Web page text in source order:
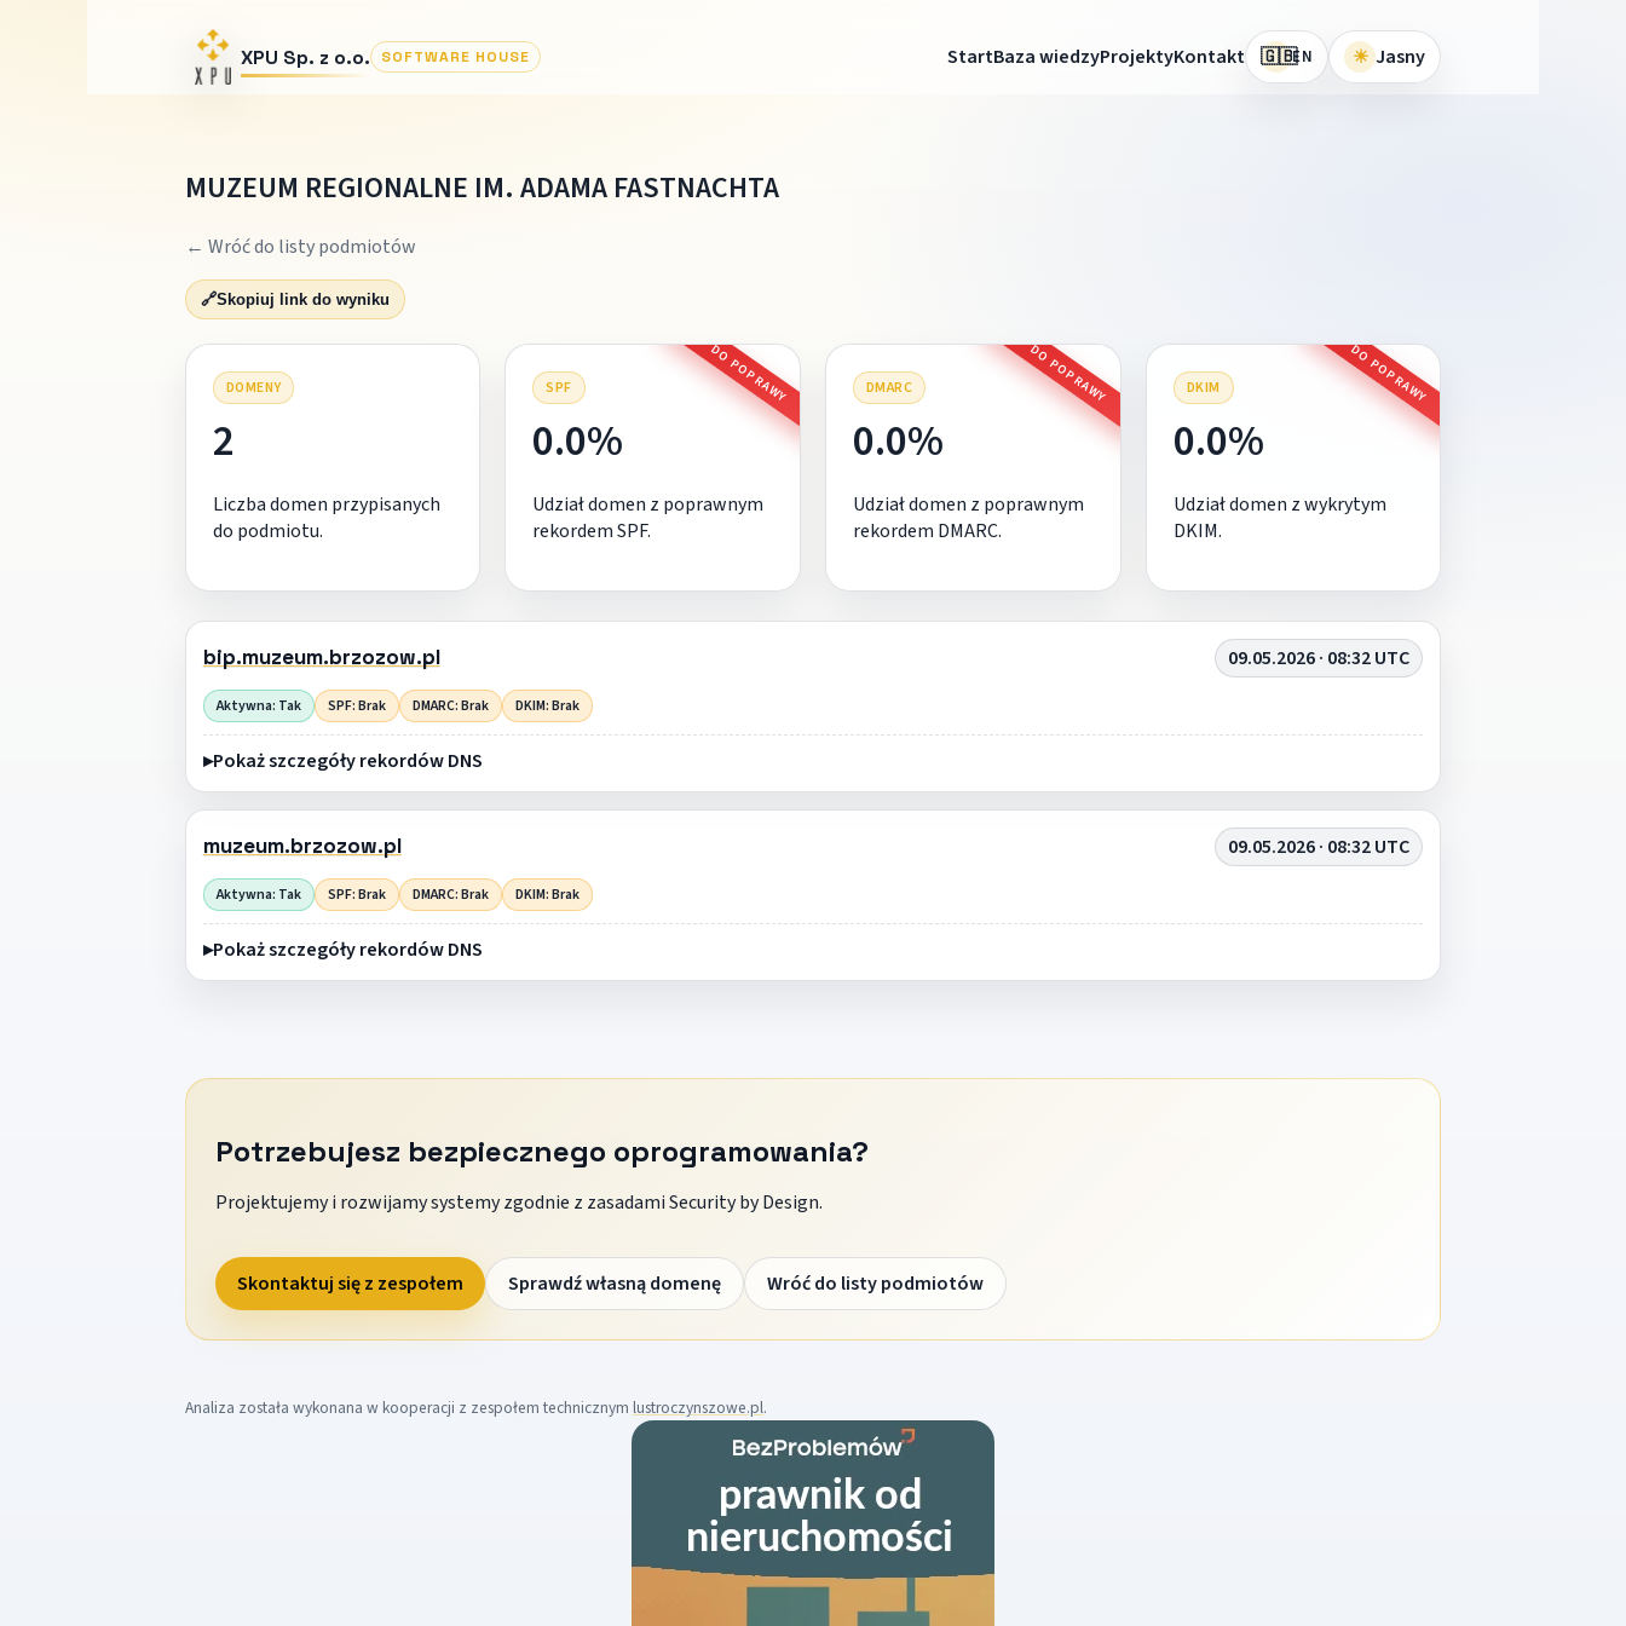
XPU Sp. z o.o. SOFTWARE HOUSE StartBaza wiedzyProjektyKontakt 🇬🇧EN ☀ Jasny
MUZEUM REGIONALNE IM. ADAMA FASTNACHTA
← Wróć do listy podmiotów
🔗Skopiuj link do wyniku
DOMENY
2
Liczba domen przypisanych
do podmiotu.
SPF DO POPRAWY
0.0%
Udział domen z poprawnym
rekordem SPF.
DMARC DO POPRAWY
0.0%
Udział domen z poprawnym
rekordem DMARC.
DKIM DO POPRAWY
0.0%
Udział domen z wykrytym
DKIM.
bip.muzeum.brzozow.pl 09.05.2026 · 08:32 UTC
Aktywna: Tak SPF: Brak DMARC: Brak DKIM: Brak
Pokaż szczegóły rekordów DNS
muzeum.brzozow.pl 09.05.2026 · 08:32 UTC
Aktywna: Tak SPF: Brak DMARC: Brak DKIM: Brak
Pokaż szczegóły rekordów DNS
Potrzebujesz bezpiecznego oprogramowania?
Projektujemy i rozwijamy systemy zgodnie z zasadami Security by Design.
Skontaktuj się z zespołem Sprawdź własną domenę Wróć do listy podmiotów
Analiza została wykonana w kooperacji z zespołem technicznym lustroczynszowe.pl.